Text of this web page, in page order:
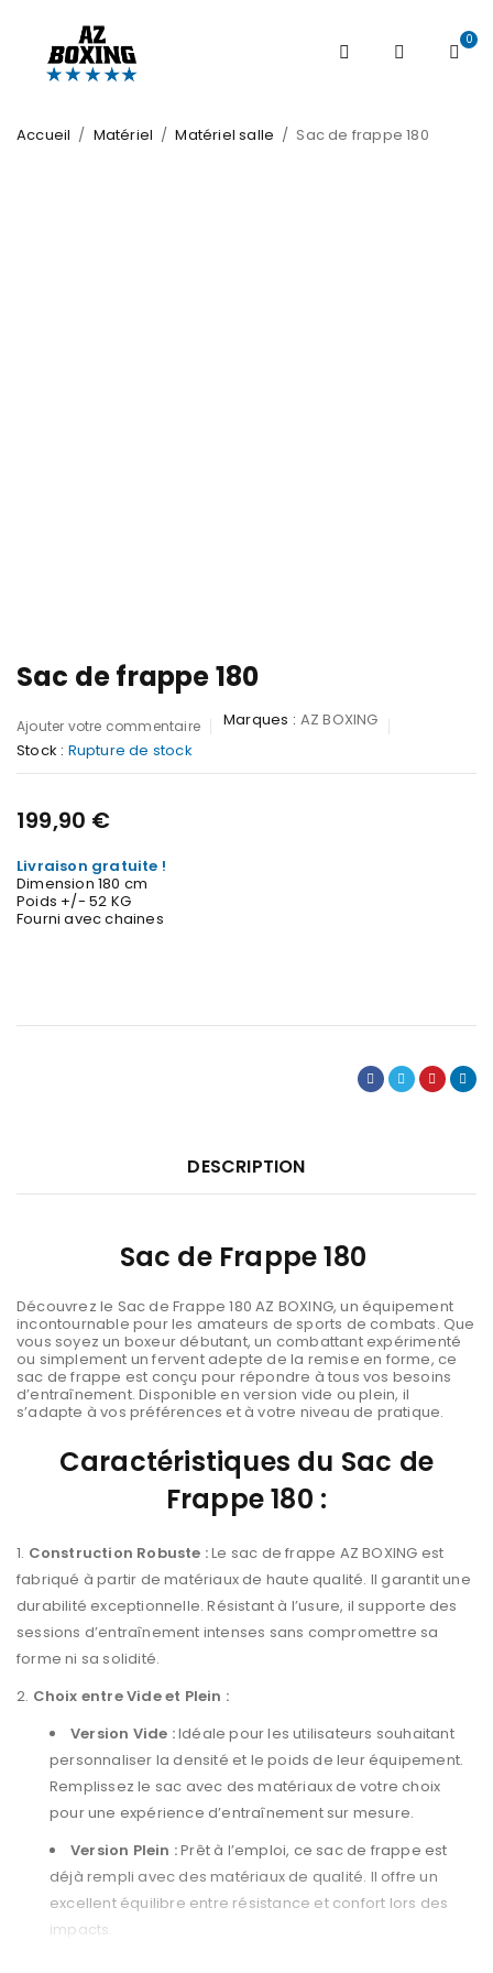
0
Accueil / Matériel / Matériel salle / Sac de frappe 180
Sac de frappe 180
Ajouter votre commentaire Marques : AZ BOXING
Stock : Rupture de stock
199,90 €
Livraison gratuite !
Dimension 180 cm
Poids +/- 52 KG
Fourni avec chaines
DESCRIPTION
Sac de Frappe 180
Découvrez le Sac de Frappe 180 AZ BOXING, un équipement
incontournable pour les amateurs de sports de combats. Que
vous soyez un boxeur débutant, un combattant expérimenté
ou simplement un fervent adepte de la remise en forme, ce
sac de frappe est conçu pour répondre à tous vos besoins
d’entraînement. Disponible en version vide ou plein, il
s’adapte à vos préférences et à votre niveau de pratique.
Caractéristiques du Sac de
Frappe 180 :
Construction Robuste :Le sac de frappe AZ BOXING est
fabriqué à partir de matériaux de haute qualité. Il garantit une
durabilité exceptionnelle. Résistant à l’usure, il supporte des
sessions d’entraînement intenses sans compromettre sa
forme ni sa solidité.
Choix entre Vide et Plein :
Version Vide :Idéale pour les utilisateurs souhaitant
personnaliser la densité et le poids de leur équipement.
Remplissez le sac avec des matériaux de votre choix
pour une expérience d’entraînement sur mesure.
Version Plein :Prêt à l’emploi, ce sac de frappe est
déjà rempli avec des matériaux de qualité. Il offre un
excellent équilibre entre résistance et confort lors des
impacts.